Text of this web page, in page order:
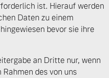
ist. Hierauf werden
Daten zu einem
bevor sie ihre
an Dritte nur, wenn
des von uns